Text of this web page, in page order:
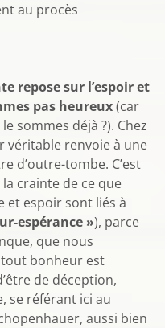
au procès
repose sur l’espoir et
pas heureux(car
sommes déjà ?). Chez
véritable renvoie à une
d’outre-tombe. C’est
crainte de ce que
et espoir sont liés à
espérance »), parce
que nous
tout bonheur est
de déception,
se référant ici au
aussi bien